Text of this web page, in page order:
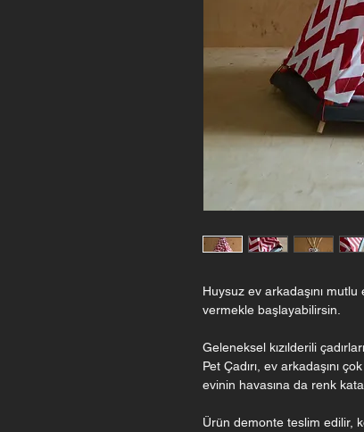
Huysuz ev arkadaşını
vermekle başlayabilirsin.
Geleneksel kızılderili
Pet Çadırı, ev arkadaşını
evinin havasına da renk
Ürün demonte teslim edilir,